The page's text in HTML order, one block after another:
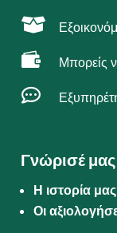

 Μπορείς

Γνώρισέ μας
Η ιστορία μας
Οι